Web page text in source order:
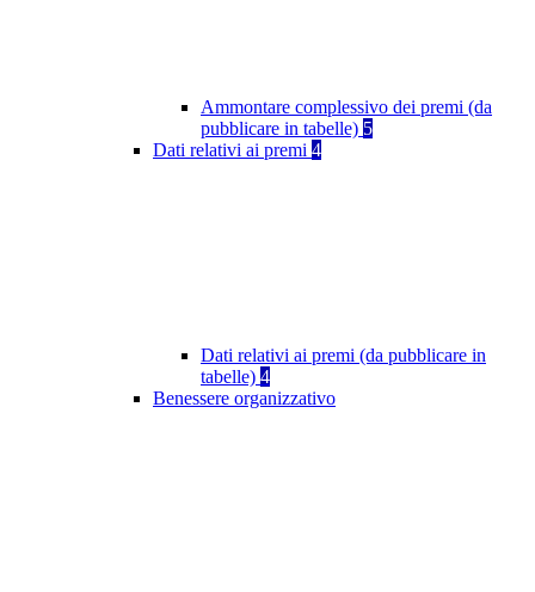
Ammontare complessivo dei premi (da
pubblicare in tabelle) 5
Dati relativi ai premi 4
Dati relativi ai premi (da pubblicare in
tabelle) 4
Benessere organizzativo